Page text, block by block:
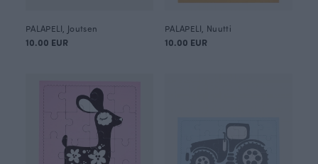
PALAPELI, Joutsen
10.00 EUR
PALAPELI, Nuutti
10.00 EUR